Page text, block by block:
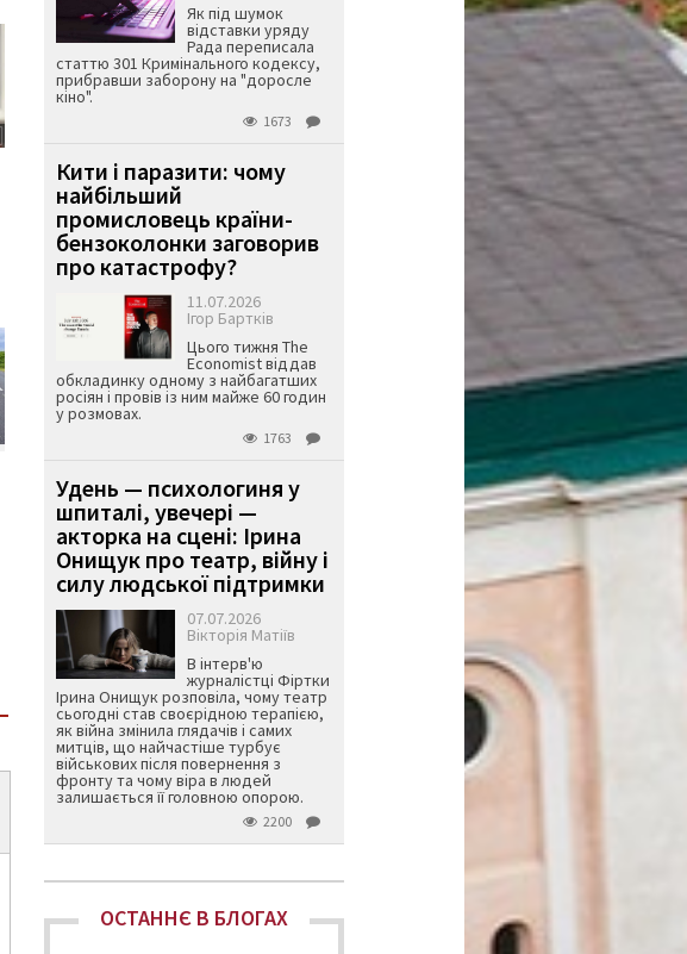
Як під шумок
відставки уряду
Рада переписала
статтю 301 Кримінального кодексу,
прибравши заборону на "доросле
кіно".
1673
Кити і паразити: чому
найбільший
промисловець країни-
бензоколонки заговорив
про катастрофу?
11.07.2026
Ігор Бартків
Цього тижня The
Economist віддав
обкладинку одному з найбагатших
росіян і провів із ним майже 60 годин
у розмовах.
1763
Удень — психологиня у
шпиталі, увечері —
акторка на сцені: Ірина
Онищук про театр, війну і
силу людської підтримки
07.07.2026
Вікторія Матіїв
В інтерв'ю
журналістці Фіртки
Ірина Онищук розповіла, чому театр
сьогодні став своєрідною терапією,
як війна змінила глядачів і самих
митців, що найчастіше турбує
військових після повернення з
фронту та чому віра в людей
залишається її головною опорою.
2200
ОСТАННЄ В БЛОГАХ